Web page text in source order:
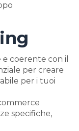
coerente con il
per creare
per i tuoi
specifiche,